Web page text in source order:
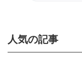
人気の記事